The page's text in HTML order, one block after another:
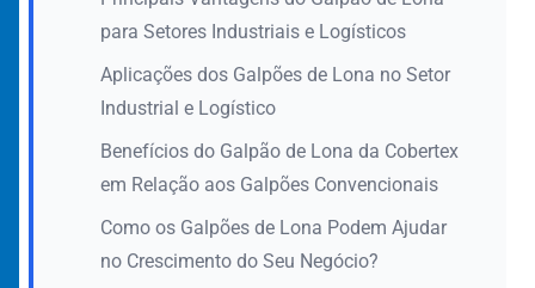
para Setores Industriais e Logísticos
Aplicações dos Galpões de Lona no Setor
Industrial e Logístico
Benefícios do Galpão de Lona da Cobertex
em Relação aos Galpões Convencionais
Como os Galpões de Lona Podem Ajudar
no Crescimento do Seu Negócio?